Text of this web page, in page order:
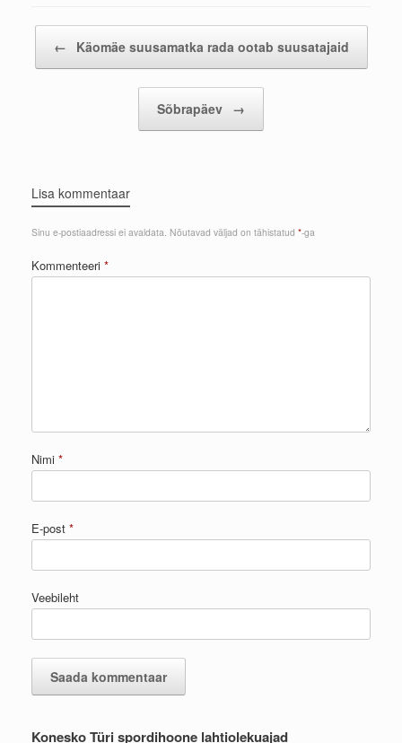
← Käomäe suusamatka rada ootab suusatajaid
Sõbrapäev →
Lisa kommentaar
Sinu e-postiaadressi ei avaldata. Nõutavad väljad on tähistatud *-ga
Kommenteeri *
Nimi *
E-post *
Veebileht
Konesko Türi spordihoone lahtiolekuajad